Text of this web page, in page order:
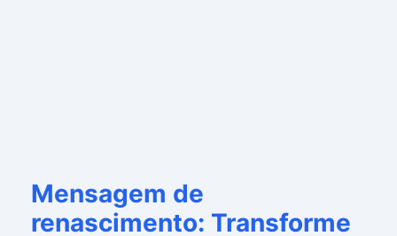
Mensagem de
renascimento: Transforme